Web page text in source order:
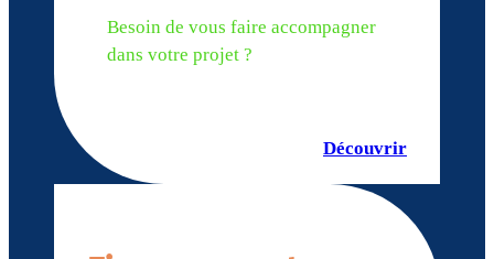
Besoin de vous faire accompagner
dans votre projet ?
Découvrir